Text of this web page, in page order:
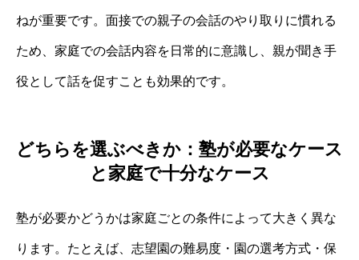
ねが重要です。面接での親子の会話のやり取りに慣れる
ため、家庭での会話内容を日常的に意識し、親が聞き手
役として話を促すことも効果的です。
どちらを選ぶべきか：塾が必要なケース
と家庭で十分なケース
塾が必要かどうかは家庭ごとの条件によって大きく異な
ります。たとえば、志望園の難易度・園の選考方式・保